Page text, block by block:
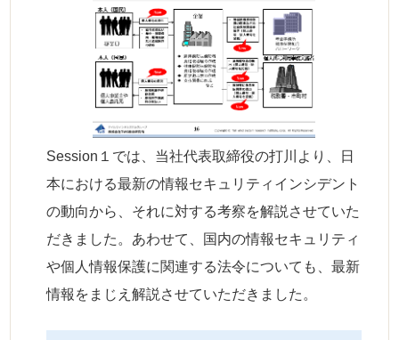
Session１では、当社代表取締役の打川より、日
本における最新の情報セキュリティインシデント
の動向から、それに対する考察を解説させていた
だきました。あわせて、国内の情報セキュリティ
や個人情報保護に関連する法令についても、最新
情報をまじえ解説させていただきました。